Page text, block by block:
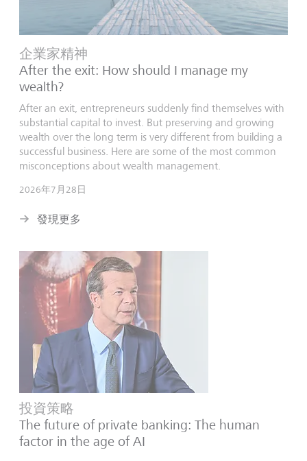
企業家精神
After the exit: How should I manage my
wealth?
After an exit, entrepreneurs suddenly find themselves with
substantial capital to invest. But preserving and growing
wealth over the long term is very different from building a
successful business. Here are some of the most common
misconceptions about wealth management.
2026年7月28日
發現更多
投資策略
The future of private banking: The human
factor in the age of AI